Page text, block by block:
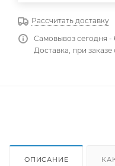
Рассчитать доставку
Самовывоз сегодня -
Доставка, при
ОПИСАНИЕ